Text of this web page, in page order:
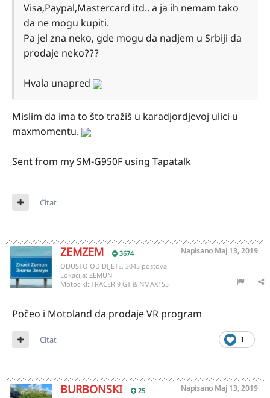
Visa,Paypal,Mastercard itd.. a ja ih nemam tako
da ne mogu kupiti.
Pa jel zna neko, gde mogu da nadjem u Srbiji da
prodaje neko???
Hvala unapred
Mislim da ima to što tražiš u karadjordjevoj ulici u
maxmomentu.
Sent from my SM-G950F using Tapatalk
Citat
ZEMZEM 3674 Napisano Maj 13, 2019
ODUSTO OD DIJETE, 3045 postova
Lokacija: ZEMUN
Motocikl: TRACER 9 GT & NMAX155
Počeo i Motoland da prodaje VR program
1
Citat
BURBONSKI 25 Napisano Maj 13, 2019